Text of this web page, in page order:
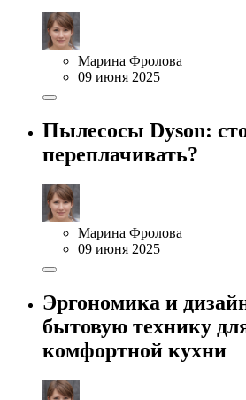
Марина Фролова
09 июня 2025
Пылесосы Dyson:
переплачивать?
Марина Фролова
09 июня 2025
Эргономика и
бытовую технику
комфортной кухни